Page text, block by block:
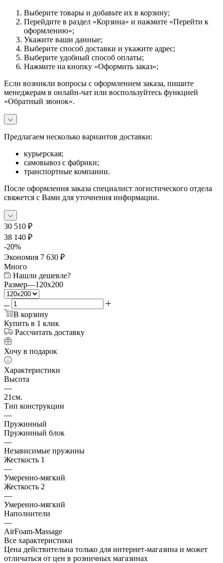
Выберите товары и добавьте их в корзину;
Перейдите в раздел «Корзина» и нажмите «Перейти к
оформлению»;
Укажите ваши данные;
Выберите способ доставки и укажите адрес;
Выберите удобный способ оплаты;
Нажмите на кнопку «Оформить заказ»;
Если возникли вопросы с оформлением заказа, пишите
менеджерам в онлайн-чат или воспользуйтесь функцией
«Обратный звонок».
Предлагаем несколько вариантов доставки:
курьерская;
самовывоз с фабрики;
транспортные компании.
После оформления заказа специалист логистического отдела
свяжется с Вами для уточнения информации.
30 510 ₽
38 140 ₽
-20%
Экономия 7 630 ₽
Много
Нашли дешевле?
Размер—120x200
В корзину
Купить в 1 клик
Рассчитать доставку
Хочу в подарок
Характеристики
Высота
—
21см.
Тип конструкции
—
Пружинный
Пружинный блок
—
Независимые пружины
Жесткость 1
—
Умеренно-мягкий
Жесткость 2
—
Умеренно-мягкий
Наполнители
—
AirFoam-Massage
Все характеристики
Цена действительна только для интернет-магазина и может
отличаться от цен в розничных магазинах